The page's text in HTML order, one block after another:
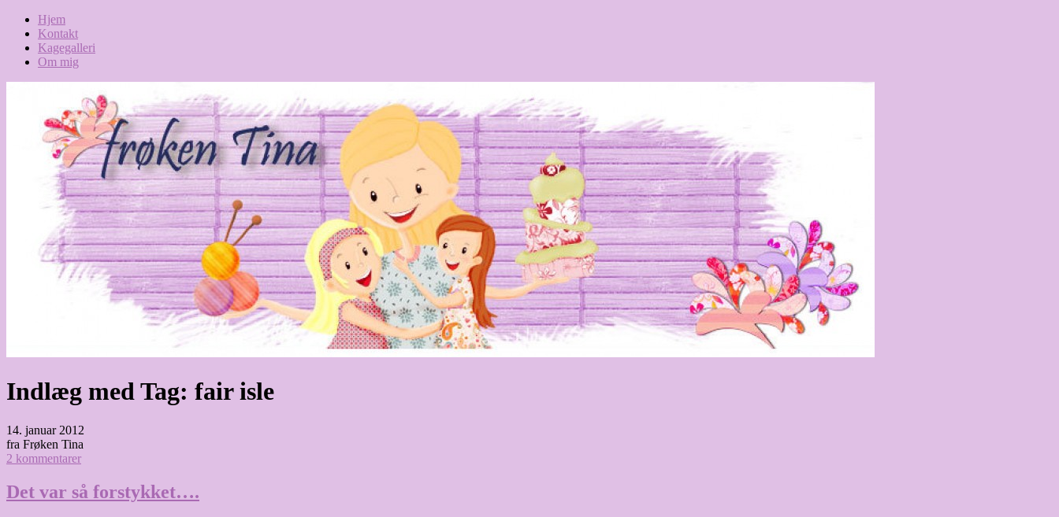
Hjem
Kontakt
Kagegalleri
Om mig
Indlæg med Tag: fair isle
14. januar 2012
fra Frøken Tina
2 kommentarer
Det var så forstykket….